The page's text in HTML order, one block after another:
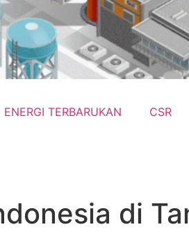
ENERGI TERBARUKAN CSR
di